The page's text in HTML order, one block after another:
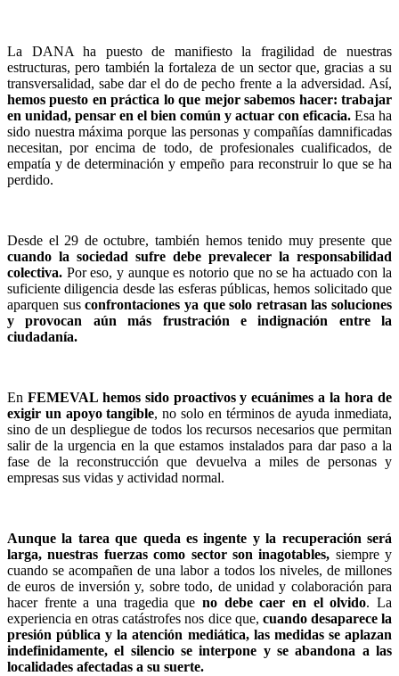
La DANA ha puesto de manifiesto la fragilidad de nuestras
estructuras, pero también la fortaleza de un sector que, gracias a su
transversalidad, sabe dar el do de pecho frente a la adversidad. Así,
hemos puesto en práctica lo que mejor sabemos hacer: trabajar
en unidad, pensar en el bien común y actuar con eficacia. Esa ha
sido nuestra máxima porque las personas y compañías damnificadas
necesitan, por encima de todo, de profesionales cualificados, de
empatía y de determinación y empeño para reconstruir lo que se ha
perdido.
Desde el 29 de octubre, también hemos tenido muy presente que
cuando la sociedad sufre debe prevalecer la responsabilidad
colectiva. Por eso, y aunque es notorio que no se ha actuado con la
suficiente diligencia desde las esferas públicas, hemos solicitado que
aparquen susconfrontaciones ya que solo retrasan las soluciones
y provocan aún más frustración e indignación entre la
ciudadanía.
En FEMEVAL hemos sido proactivos y ecuánimes a la hora de
exigir un apoyo tangible, no solo en términos de ayuda inmediata,
sino de un despliegue de todos los recursos necesarios que permitan
salir de la urgencia en la que estamos instalados para dar paso a la
fase de la reconstrucción que devuelva a miles de personas y
empresas sus vidas y actividad normal.
Aunque la tarea que queda es ingente y la recuperación será
larga, nuestras fuerzas como sector son inagotables, siempre y
cuando se acompañen de una labor a todos los niveles, de millones
de euros de inversión y, sobre todo, de unidad y colaboración para
hacer frente a una tragedia que no debe caer en el olvido. La
experiencia en otras catástrofes nos dice que, cuando desaparece la
presión pública y la atención mediática, las medidas se aplazan
indefinidamente, el silencio se interpone y se abandona a las
localidades afectadas a su suerte.